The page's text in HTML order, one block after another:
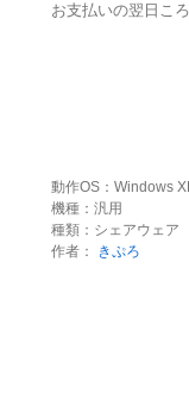
お支払いの翌日こ
動作OS：Windows
機種：汎用
種類：シェアウェア
作者：
きぷろ